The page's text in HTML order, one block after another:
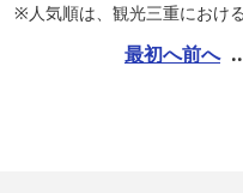
※人気順は、観光三重におけ
最初へ前へ